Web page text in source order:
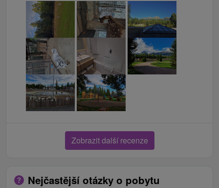
Zobrazit další recenze
Nejčastější otázky o pobytu